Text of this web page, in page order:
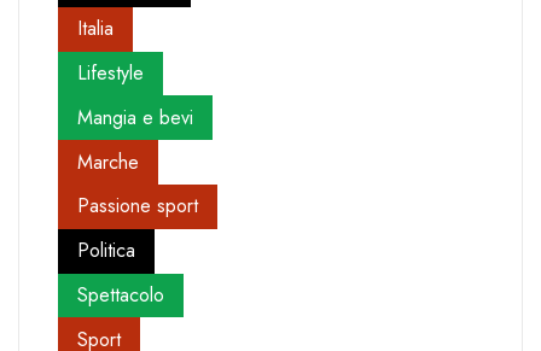
Italia
Lifestyle
Mangia e bevi
Marche
Passione sport
Politica
Spettacolo
Sport